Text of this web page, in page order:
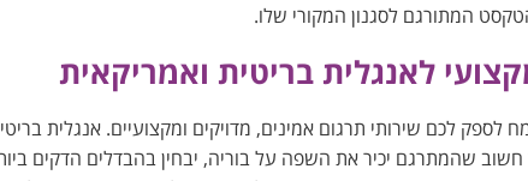
המתורגם לסגנון המקורי שלו.
לאנגלית בריטית ואמריקאית
לכם שירותי תרגום אמינים, מדויקים ומקצועיים. אנגלית
שהמתרגם יכיר את השפה על בוריה, יבחין בהבדלים הדקים